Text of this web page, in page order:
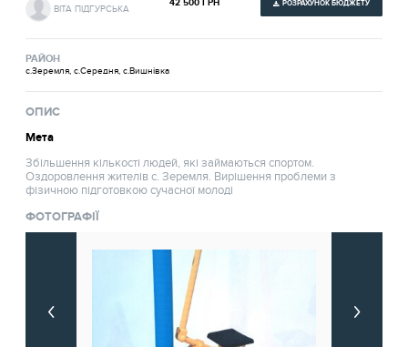
ВІТА ПІДГУРСЬКА
42 500 ГРН РОЗРАХУНОК БЮДЖЕТУ
РАЙОН
с.Зеремля, с.Середня, с.Вишнівка
ОПИС
Мета
Збільшення кількості людей, які займаються спортом.
Оздоровлення жителів с. Зеремля. Вирішення проблеми з
фізичною підготовкою сучасної молоді
ФОТОГРАФІЇ